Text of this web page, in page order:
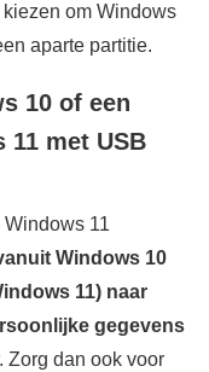
om Windows
aparte partitie.
10 of een
11 met USB
11
Windows 10
11) naar
gegevens
Zorg dan ook voor